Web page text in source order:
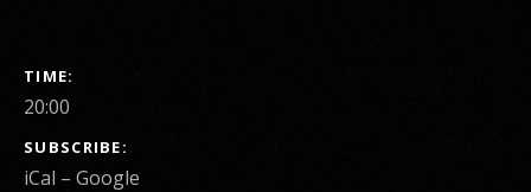
GIG DETAILS
TIME
20:00
SUBSCRIBE
iCal Google